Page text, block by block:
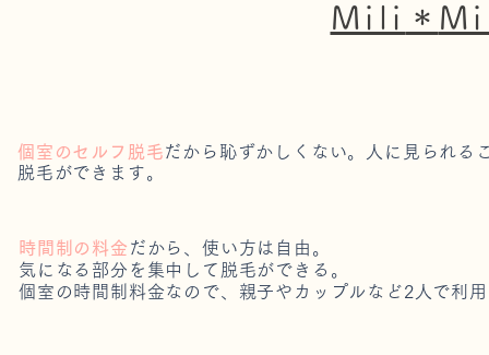
Mili ＊
個室のセルフ脱毛だから恥ずかしくない。
人に見られる
脱毛ができます。
時間制の料金 だから、使い方は自由。
気になる部分を集中して脱毛ができる。
個室の時間制料金なので、親子やカップルなど2人で利